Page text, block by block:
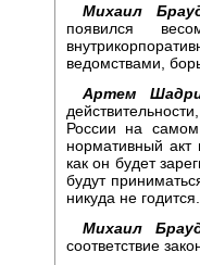
Михаил
появился
ведомствами,
Артем
России на
нормативный акт
как он будет
будут
никуда не годится.
Михаил
соответствие